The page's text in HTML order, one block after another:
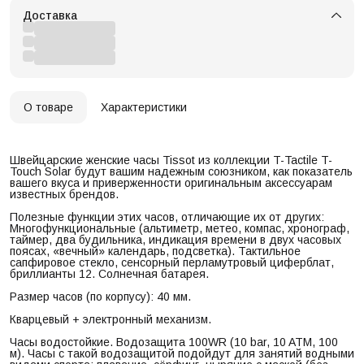
Доставка
О товаре Характеристики
Швейцарские женские часы Tissot из коллекции T-Tactile T-
Touch Solar будут вашим надежным союзником, как показатель
вашего вкуса и приверженности оригинальным аксессуарам
известных брендов.
Полезные функции этих часов, отличающие их от других:
Многофункциональные (альтиметр, метео, компас, хронограф,
таймер, два будильника, индикация времени в двух часовых
поясах, «вечный» календарь, подсветка). Тактильное
сапфировое стекло, сенсорный перламутровый циферблат,
бриллианты 12. Солнечная батарея.
Размер часов (по корпусу): 40 мм.
Кварцевый + электронный механизм.
Часы водостойкие. Водозащита 100WR (10 bar, 10 ATM, 100
м). Часы с такой водозащитой подойдут для занятий водными